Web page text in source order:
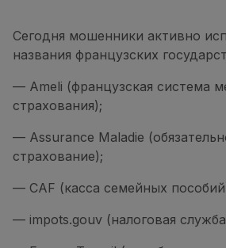
Сегодня мошенники активно
названия французских
— Ameli (французская система
страхования);
— Assurance Maladie
страхование);
— CAF (касса семейных
— impots.gouv (налоговая